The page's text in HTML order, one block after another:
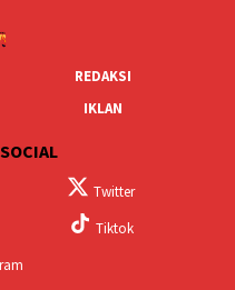
REDAKSI
IKLAN
Twitter
Tiktok